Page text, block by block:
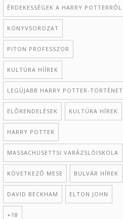
ÉRDEKESSÉGEK A HARRY POTTERRŐL
KÖNYVSOROZAT
PITON PROFESSZOR
KULTÚRA HÍÍREK
LEGÚJABB HARRY POTTER-TÖRTÉNET
ELŐRENDELÉSEK KULTÚRA HÍREK
‪HARRY POTTER‬
MASSACHUSETTSI VARÁZSLÓISKOLA
KÖVETKEZŐ MESE BULVÁR HÍREK
DAVID BECKHAM ELTON JOHN
+18